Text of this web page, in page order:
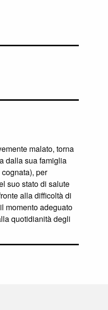
malato, torna
dalla sua famiglia
per
suo stato di salute
alla difficoltà di
momento adeguato
quotidianità degli